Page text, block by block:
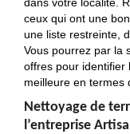
ceux qui ont une
une liste restreinte,
Vous pourrez par la
offres pour identifier
meilleure en termes
Nettoyage de
l’entreprise